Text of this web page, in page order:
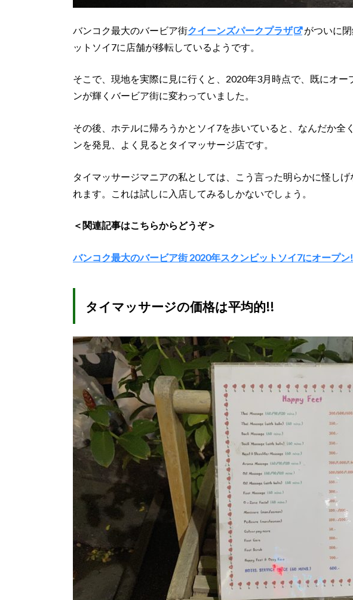
バンコク最大のバービア街クイーンズパークプラザ
がついに
ットソイ7に店舗が移転しているようです。
そこで、現地を実際に見に行くと、2020年3月時点で、既にオ
ンが輝くバービア街に変わっていました。
その後、ホテルに帰ろうかとソイ7を歩いていると、なんだか全
ンを発見、よく見るとタイマッサージ店です。
タイマッサージマニアの私としては、こう言った明らかに怪し
れます。これは試しに入店してみるしかないでしょう。
＜関連記事はこちらからどうぞ＞
バンコク最大のバービア街 2020年スクンビットソイ7にオープ
タイマッサージの価格は平均的!!